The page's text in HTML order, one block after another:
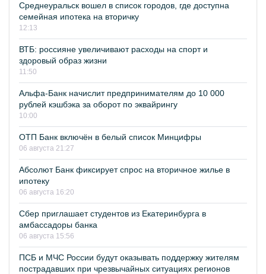
Среднеуральск вошел в список городов, где доступна
семейная ипотека на вторичку
12:13
ВТБ: россияне увеличивают расходы на спорт и
здоровый образ жизни
11:50
Альфа-Банк начислит предпринимателям до 10 000
рублей кэшбэка за оборот по эквайрингу
10:00
ОТП Банк включён в белый список Минцифры
06 августа 21:27
Абсолют Банк фиксирует спрос на вторичное жилье в
ипотеку
06 августа 16:20
Сбер приглашает студентов из Екатеринбурга в
амбассадоры банка
06 августа 15:56
ПСБ и МЧС России будут оказывать поддержку жителям
пострадавших при чрезвычайных ситуациях регионов